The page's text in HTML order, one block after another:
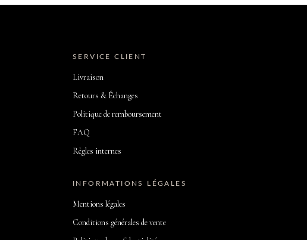
SERVICE CLIENT
Livraison
Retours & Échanges
Politique de remboursement
FAQ
Règles internes
INFORMATIONS LÉGALES
Mentions légales
Conditions générales de vente